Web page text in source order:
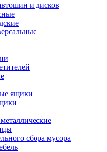
и дисков
ящики
сбора мусора